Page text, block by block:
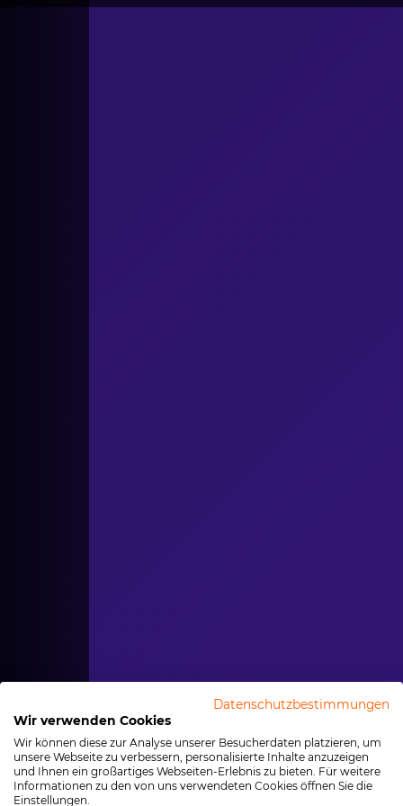
Datenschutzbestimmungen
Wir verwenden Cookies
Wir können diese zur Analyse unserer Besucherdaten platzieren, um
unsere Webseite zu verbessern, personalisierte Inhalte anzuzeigen
und Ihnen ein großartiges Webseiten-Erlebnis zu bieten. Für weitere
Informationen zu den von uns verwendeten Cookies öffnen Sie die
Einstellungen.